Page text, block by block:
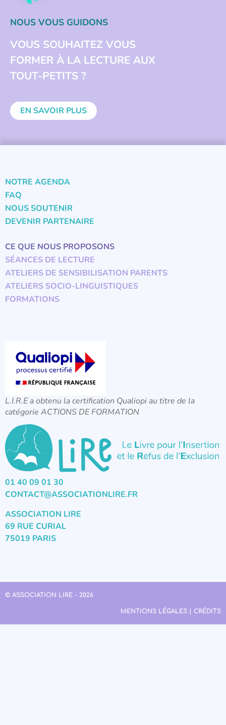
NOUS VOUS GUIDONS
VOUS SOUHAITEZ VOUS
FORMER À LA LECTURE AUX
TOUT-PETITS ?
EN SAVOIR PLUS
NOTRE AGENDA
FAQ
NOUS SOUTENIR
DEVENIR PARTENAIRE
CE QUE NOUS PROPOSONS
SÉANCES DE LECTURE
ATELIERS DE SENSIBILISATION PARENTS
ATELIERS SOCIO-LINGUISTIQUES
FORMATIONS
L.I.R.E a obtenu la certification Qualiopi au titre de la
catégorie ACTIONS DE FORMATION
01 40 09 01 30
CONTACT@ASSOCIATIONLIRE.FR
ASSOCIATION LIRE
69 RUE CURIAL
75019 PARIS
© ASSOCIATION LIRE - 2026
MENTIONS LÉGALES | CRÉDITS